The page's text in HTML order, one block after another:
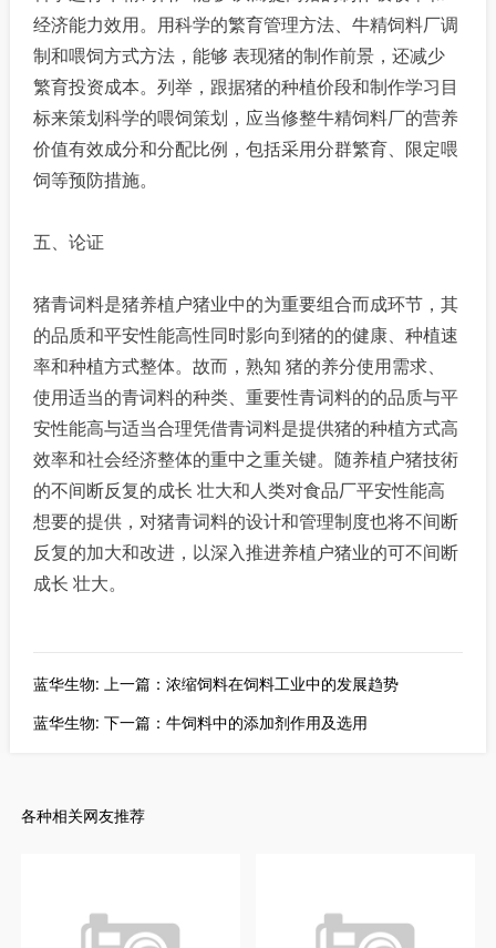
经济能力效用。用科学的繁育管理方法、牛精饲料厂调
制和喂饲方式方法，能够 表现猪的制作前景，还减少
繁育投资成本。列举，跟据猪的种植价段和制作学习目
标来策划科学的喂饲策划，应当修整牛精饲料厂的营养
价值有效成分和分配比例，包括采用分群繁育、限定喂
饲等预防措施。
五、论证
猪青词料是猪养植户猪业中的为重要组合而成环节，其
的品质和平安性能高性同时影向到猪的的健康、种植速
率和种植方式整体。故而，熟知 猪的养分使用需求、
使用适当的青词料的种类、重要性青词料的的品质与平
安性能高与适当合理凭借青词料是提供猪的种植方式高
效率和社会经济整体的重中之重关键。随养植户猪技術
的不间断反复的成长 壮大和人类对食品厂平安性能高
想要的提供，对猪青词料的设计和管理制度也将不间断
反复的加大和改进，以深入推进养植户猪业的可不间断
成长 壮大。
蓝华生物: 上一篇：浓缩饲料在饲料工业中的发展趋势
蓝华生物: 下一篇：牛饲料中的添加剂作用及选用
各种相关网友推荐